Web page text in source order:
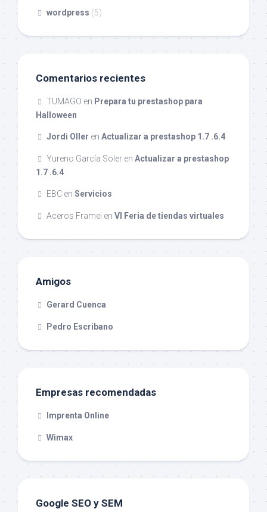
wordpress (5)
Comentarios recientes
TUMAGO en Prepara tu prestashop para
Halloween
Jordi Oller en Actualizar a prestashop 1.7 .6.4
Yureno García Soler en Actualizar a prestashop
1.7 .6.4
EBC en Servicios
Aceros Framei en VI Feria de tiendas virtuales
Amigos
Gerard Cuenca
Pedro Escribano
Empresas recomendadas
Imprenta Online
Wimax
Google SEO y SEM